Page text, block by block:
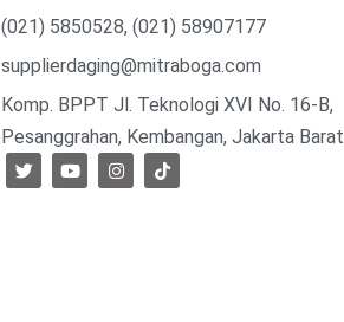
(021) 5850528, (021) 58907177
supplierdaging@mitraboga.com
Komp. BPPT Jl. Teknologi XVI No. 16-B,
Pesanggrahan, Kembangan, Jakarta Barat